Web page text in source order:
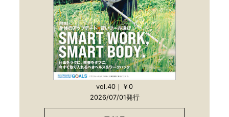
vol.40｜￥0
2026/07/01発行